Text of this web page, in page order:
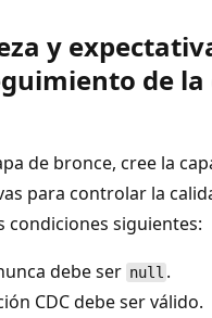
y
de la
de bronce, cree la
para controlar la
condiciones siguientes:
debe ser null .
CDC debe ser válido.